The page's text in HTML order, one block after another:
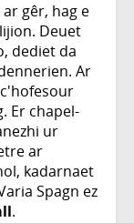
gêr, hag e
Deuet
dediet da
Ar
Er chapel-
ur
ar
kadarnaet
Spagn ez
.